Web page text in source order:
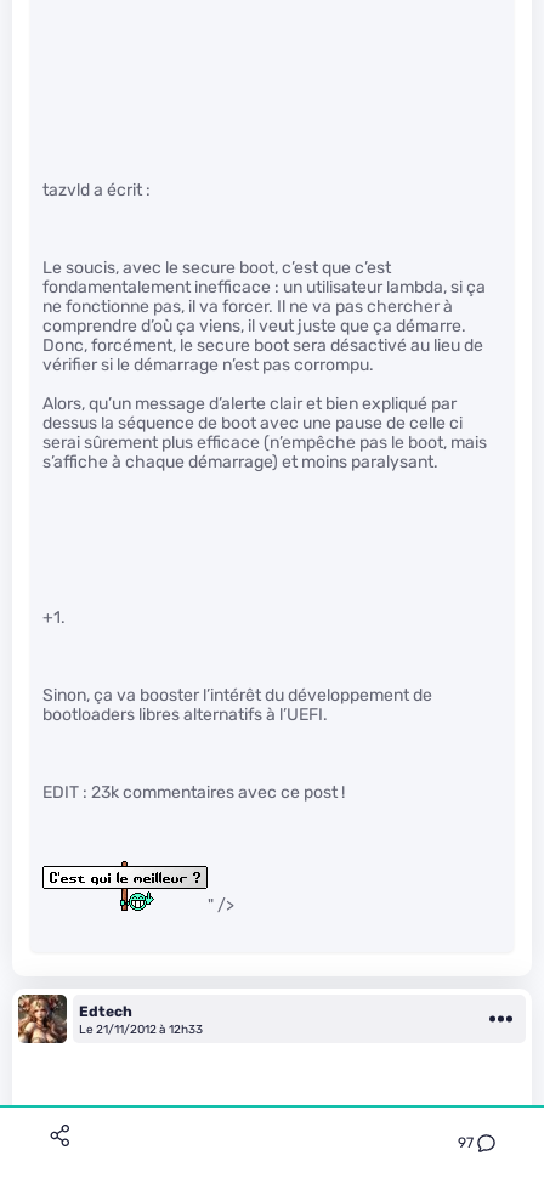
97
tazvld a écrit :
Le soucis, avec le secure boot, c’est que c’est
fondamentalement inefficace : un utilisateur lambda, si ça
ne fonctionne pas, il va forcer. Il ne va pas chercher à
comprendre d’où ça viens, il veut juste que ça démarre.
Donc, forcément, le secure boot sera désactivé au lieu de
vérifier si le démarrage n’est pas corrompu.
Alors, qu’un message d’alerte clair et bien expliqué par
dessus la séquence de boot avec une pause de celle ci
serai sûrement plus efficace (n’empêche pas le boot, mais
s’affiche à chaque démarrage) et moins paralysant.
+1.
Sinon, ça va booster l’intérêt du développement de
bootloaders libres alternatifs à l’UEFI.
EDIT : 23k commentaires avec ce post !
" />
Edtech
Le 21/11/2012 à 12h33